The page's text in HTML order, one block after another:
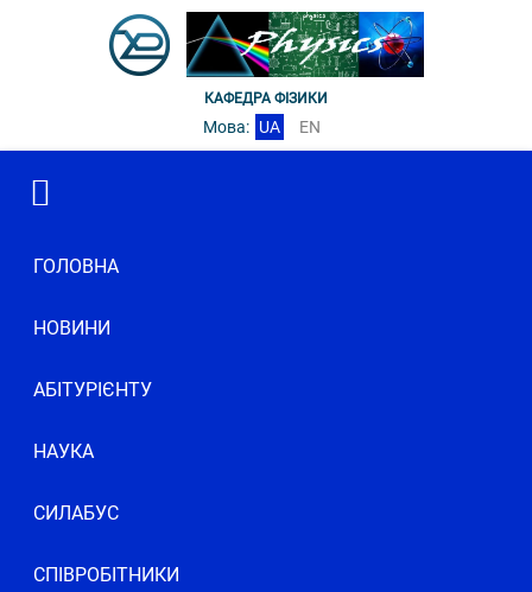
КАФЕДРА ФІЗИКИ
Мова: UA EN
ГОЛОВНА
НОВИНИ
АБІТУРІЄНТУ
НАУКА
СИЛАБУС
СПІВРОБІТНИКИ